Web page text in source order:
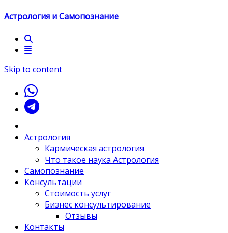
Астрология и Самопознание
Skip to content
Астрология
Кармическая астрология
Что такое наука Астрология
Самопознание
Консультации
Стоимость услуг
Бизнес консультирование
Отзывы
Контакты